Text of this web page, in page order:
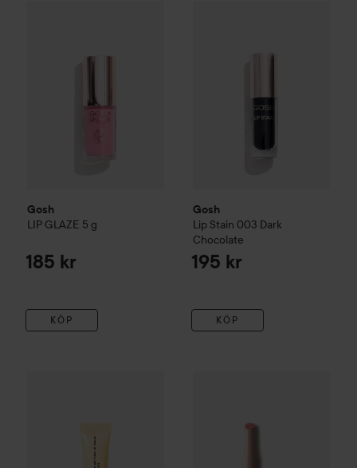
Gosh
LIP GLAZE 5 g
185 kr
KÖP
Gosh
Lip Stain 003 Dark
Chocolate
195 kr
KÖP